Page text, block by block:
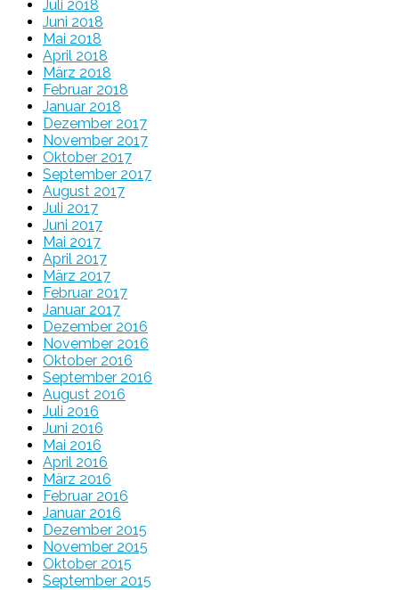
Juli 2018
Juni 2018
Mai 2018
April 2018
März 2018
Februar 2018
Januar 2018
Dezember 2017
November 2017
Oktober 2017
September 2017
August 2017
Juli 2017
Juni 2017
Mai 2017
April 2017
März 2017
Februar 2017
Januar 2017
Dezember 2016
November 2016
Oktober 2016
September 2016
August 2016
Juli 2016
Juni 2016
Mai 2016
April 2016
März 2016
Februar 2016
Januar 2016
Dezember 2015
November 2015
Oktober 2015
September 2015